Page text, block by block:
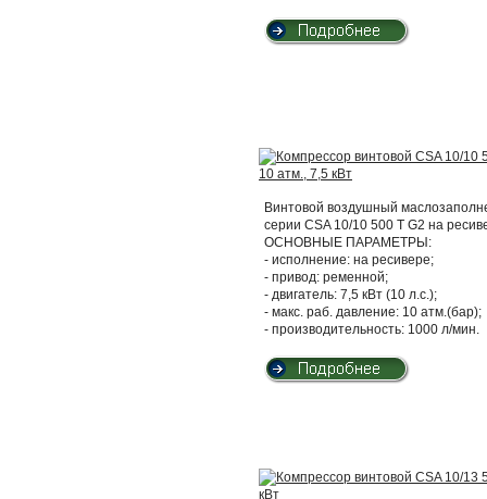
Винтовой воздушный
серии CSA 10/10 500 T G2 на
ОСНОВНЫЕ ПАРАМЕТРЫ:
- исполнение: на ресивере;
- привод: ременной;
- двигатель: 7,5 кВт (10 л.с.);
- макс. раб. давление: 10 атм.(бар);
- производительность: 1000 л/мин.